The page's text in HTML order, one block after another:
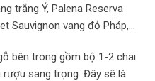
trắng Ý, Palena Reserva
Sauvignon vang đỏ Pháp,…
bên trong gồm bộ 1-2 chai
rượu sang trọng. Đây sẽ là